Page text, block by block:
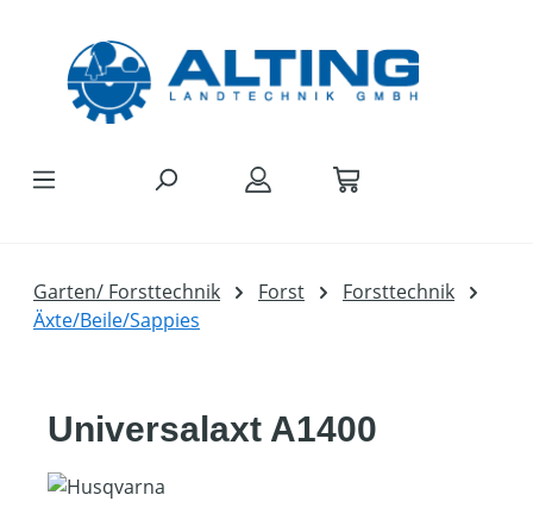
Garten/ Forsttechnik Forst
Forsttechnik
Äxte/Beile/Sappies
Universalaxt A1400